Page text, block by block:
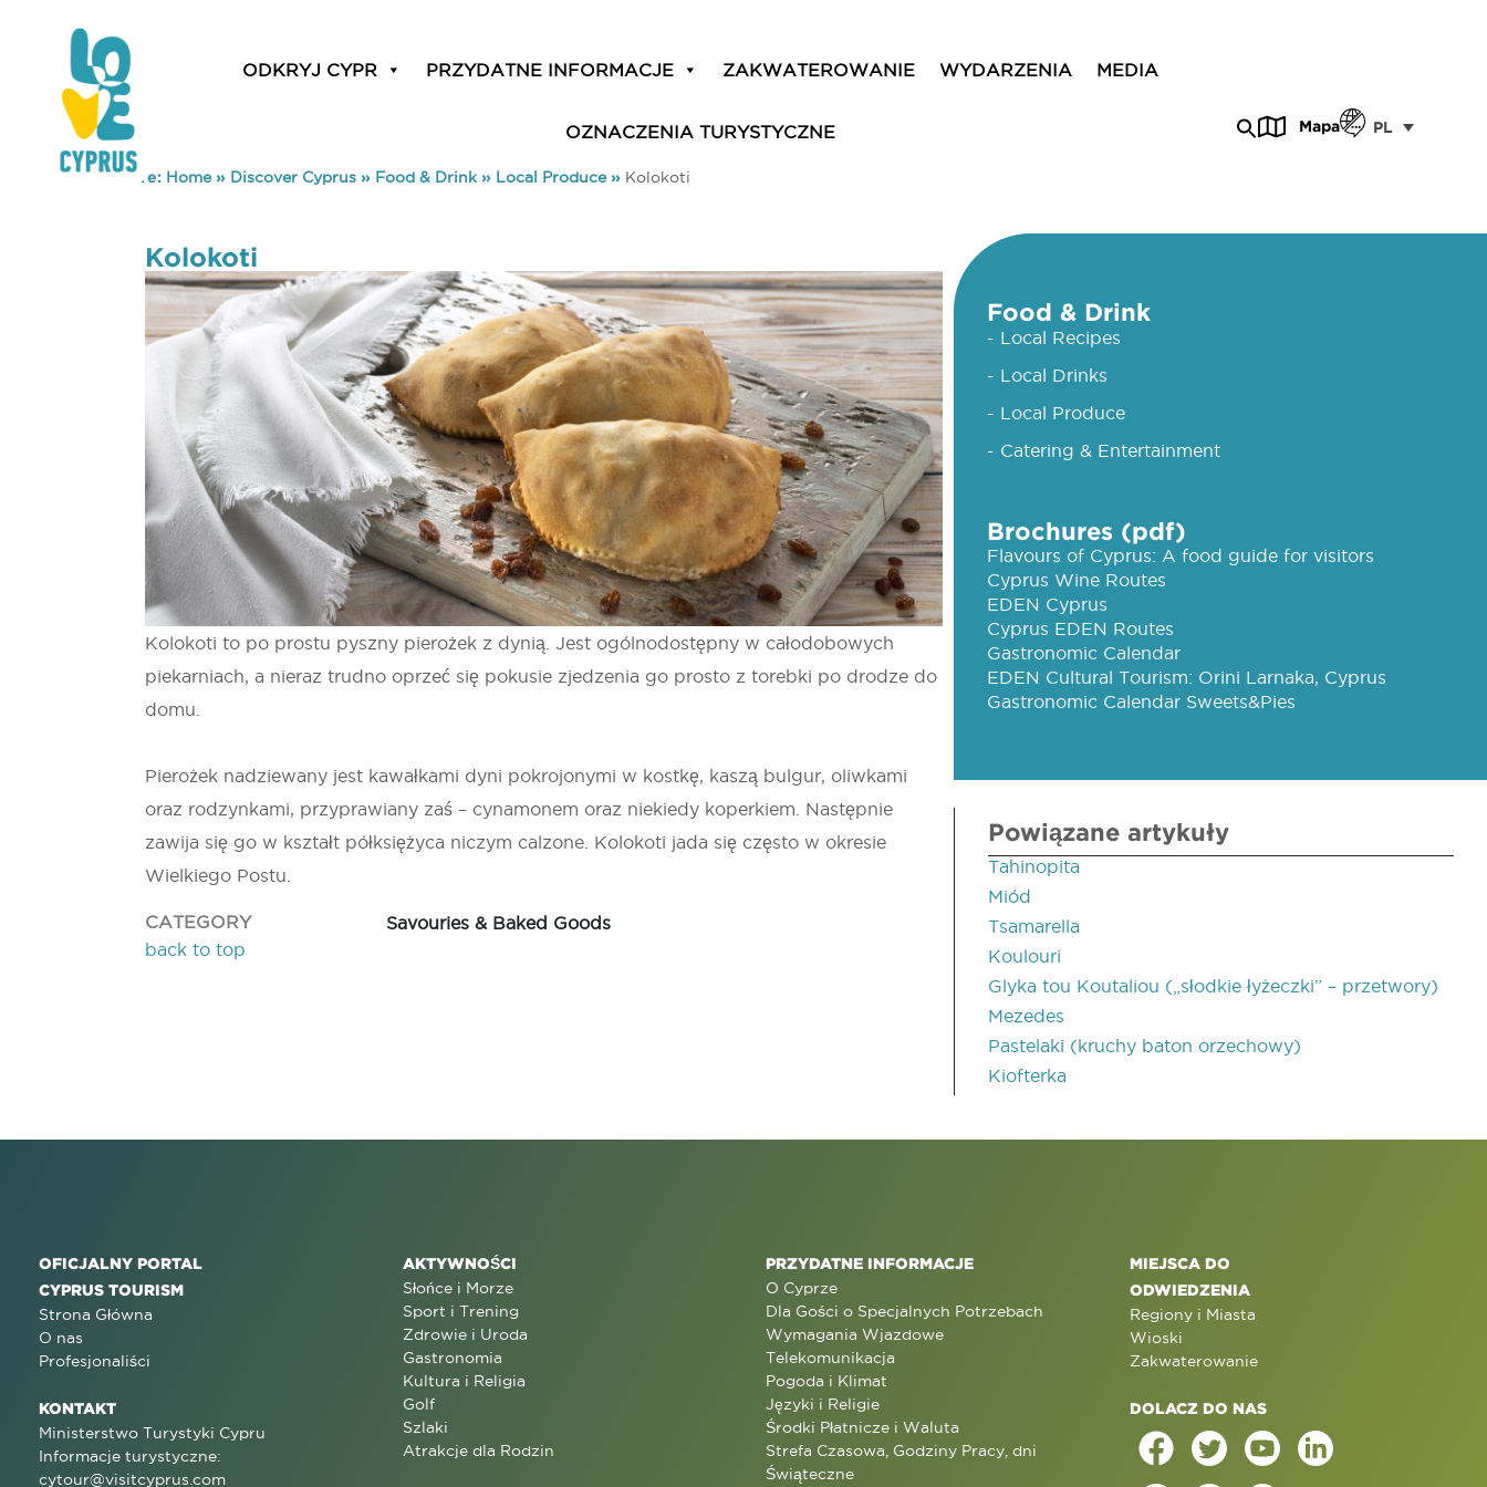
ODKRYJ CYPR PRZYDATNE INFORMACJE ZAKWATEROWANIE WYDARZENIA MEDIA
OZNACZENIA TURYSTYCZNE Mapa PL
You are here: Home» Discover Cyprus » Food & Drink» Local Produce» Kolokoti
Kolokoti
Kolokoti to po prostu pyszny pierożek z dynią. Jest ogólnodostępny w całodobowych
piekarniach, a nieraz trudno oprzeć się pokusie zjedzenia go prosto z torebki po drodze do
domu.
Pierożek nadziewany jest kawałkami dyni pokrojonymi w kostkę, kaszą bulgur, oliwkami
oraz rodzynkami, przyprawiany zaś – cynamonem oraz niekiedy koperkiem. Następnie
zawija się go w kształt półksiężyca niczym calzone. Kolokoti jada się często w okresie
Wielkiego Postu.
CATEGORY
Savouries & Baked Goods
back to top
Food & Drink
- Local Recipes
- Local Drinks
- Local Produce
- Catering & Entertainment
Brochures (pdf)
Flavours of Cyprus: A food guide for visitors
Cyprus Wine Routes
EDEN Cyprus
Cyprus EDEN Routes
Gastronomic Calendar
EDEN Cultural Tourism: Orini Larnaka, Cyprus
Gastronomic Calendar Sweets&Pies
Powiązane artykuły
Tahinopita
Miód
Tsamarella
Koulouri
Glyka tou Koutaliou („słodkie łyżeczki” – przetwory)
Mezedes
Pastelaki (kruchy baton orzechowy)
Kiofterka
OFICJALNY PORTAL
CYPRUS TOURISM
Strona Główna
O nas
Profesjonaliści
KONTAKT
Ministerstwo Turystyki Cypru
Informacje turystyczne:
cytour@visitcyprus.com
AKTYWNOŚCI
Słońce i Morze
Sport i Trening
Zdrowie i Uroda
Gastronomia
Kultura i Religia
Golf
Szlaki
Atrakcje dla Rodzin
PRZYDATNE INFORMACJE
O Cyprze
Dla Gości o Specjalnych Potrzebach
Wymagania Wjazdowe
Telekomunikacja
Pogoda i Klimat
Języki i Religie
Środki Płatnicze i Waluta
Strefa Czasowa, Godziny Pracy, dni
Świąteczne
MIEJSCA DO
ODWIEDZENIA
Regiony i Miasta
Wioski
Zakwaterowanie
DOLACZ DO NAS